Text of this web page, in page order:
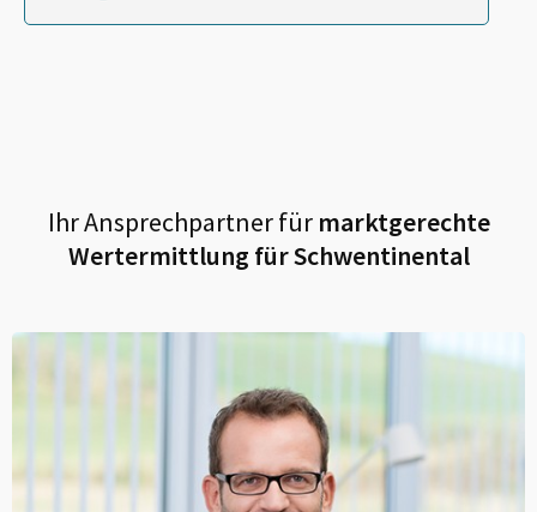
Ihr Ansprechpartner fürmarktgerechte
Wertermittlung fürSchwentinental